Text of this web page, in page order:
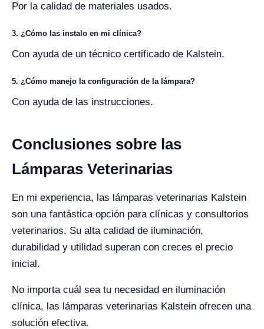
Por la calidad de materiales usados.
3. ¿Cómo las instalo en mi clínica?
Con ayuda de un técnico certificado de Kalstein.
5. ¿Cómo manejo la configuración de la lámpara?
Con ayuda de las instrucciones.
Conclusiones sobre las
Lámparas Veterinarias
En mi experiencia, las lámparas veterinarias Kalstein
son una fantástica opción para clínicas y consultorios
veterinarios. Su alta calidad de iluminación,
durabilidad y utilidad superan con creces el precio
inicial.
No importa cuál sea tu necesidad en iluminación
clínica, las lámparas veterinarias Kalstein ofrecen una
solución efectiva.